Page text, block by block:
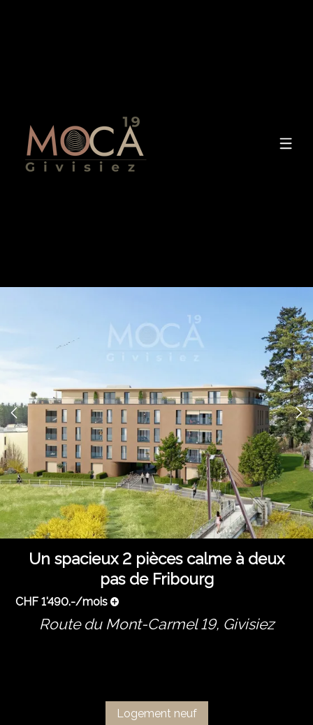
Un spacieux 2 pièces calme à deux
pas de Fribourg
CHF 1'490.-/mois
Route du Mont-Carmel 19, Givisiez
Logement neuf